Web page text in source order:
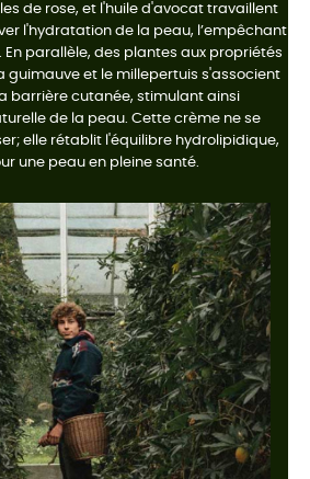
de rose, et l'huile d'avocat travaillent
l'hydratation de la peau, l’empêchant
En parallèle, des plantes aux propriétés
guimauve et le millepertuis s'associent
barrière cutanée, stimulant ainsi
de la peau. Cette crème ne se
elle rétablit l'équilibre hydrolipidique,
une peau en pleine santé.